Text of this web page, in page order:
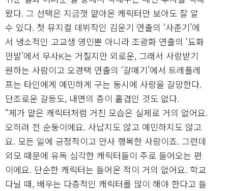
왔다. 그 선택은 지금껏 맡아온 캐릭터만 보아도 잘 알
수 있다. 첫 뮤지컬 데뷔작인 김운기 연출의 ‘사춘기’에
서 냉소적인 고교생 영민뿐 아니라 조광화 연출의 ‘됴화
만발’에서 무사K는 거칠지만 외로운, 그래서 사랑받기
원하는 사람이고 오경택 연출의 ‘갈매기’에서 트레플레
프는 타인에게 예민하게 구는 동시에 사랑을 갈망한다.
단조로운 갈등도, 내면의 층이 홑겹인 것도 없다.
“제가 맡은 캐릭터처럼 거친 모습은 실제로 거의 없어요.
오히려 전 순둥이에요. 사납지도 않고 예민하지도 않고
요. 모든 일에 긍정적이고 만사 행복한 사람이죠. 그런데
외모 때문에 유독 심각한 캐릭터들이 주로 들어오는 편
이에요. 단순한 캐릭터는 들어온 적이 거의 없어요. 학교
다닐 때, 배우는 다층적인 캐릭터를 많이 해야 한다고 들